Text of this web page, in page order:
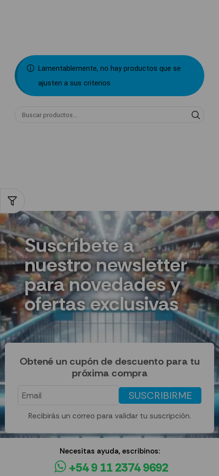
Lamentablemente, no hay productos que se
ajusten a sus criterios
Suscríbete a
nuestro newsletter
para novedades y
ofertas exclusivas
Obtené un cupón de descuento para tu
próxima compra
SUSCRIBIRME
Recibirás un correo para validar tu suscripción.
Necesitas ayuda, escribinos:
+54 9 11 2374 9692